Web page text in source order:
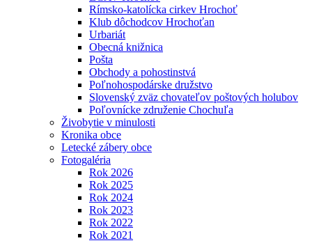
Rímsko-katolícka cirkev Hrochoť
Klub dôchodcov Hrochoťan
Urbariát
Obecná knižnica
Pošta
Obchody a pohostinstvá
Poľnohospodárske družstvo
Slovenský zväz chovateľov poštových holubov
Poľovnícke združenie Chochuľa
Živobytie v minulosti
Kronika obce
Letecké zábery obce
Fotogaléria
Rok 2026
Rok 2025
Rok 2024
Rok 2023
Rok 2022
Rok 2021